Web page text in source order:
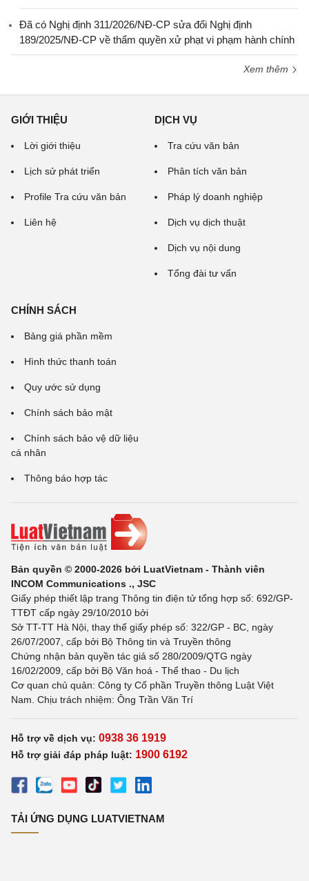
Đã có Nghị định 311/2026/NĐ-CP sửa đổi Nghị định
189/2025/NĐ-CP về thẩm quyền xử phạt vi phạm hành chính
Xem thêm
GIỚI THIỆU
Lời giới thiệu
Lịch sử phát triển
Profile Tra cứu văn bản
Liên hệ
DỊCH VỤ
Tra cứu văn bản
Phân tích văn bản
Pháp lý doanh nghiệp
Dịch vụ dịch thuật
Dịch vụ nội dung
Tổng đài tư vấn
CHÍNH SÁCH
Bảng giá phần mềm
Hình thức thanh toán
Quy ước sử dụng
Chính sách bảo mật
Chính sách bảo vệ dữ liệu
cá nhân
Thông báo hợp tác
Bản quyền © 2000-2026 bởi LuatVietnam - Thành viên
INCOM Communications ., JSC
Giấy phép thiết lập trang Thông tin điện tử tổng hợp số: 692/GP-
TTĐT cấp ngày 29/10/2010 bởi
Sở TT-TT Hà Nội, thay thế giấy phép số: 322/GP - BC, ngày
26/07/2007, cấp bởi Bộ Thông tin và Truyền thông
Chứng nhận bản quyền tác giả số 280/2009/QTG ngày
16/02/2009, cấp bởi Bộ Văn hoá - Thể thao - Du lịch
Cơ quan chủ quản: Công ty Cổ phần Truyền thông Luật Việt
Nam. Chịu trách nhiệm: Ông Trần Văn Trí
Hỗ trợ về dịch vụ: 0938 36 1919
Hỗ trợ giải đáp pháp luật: 1900 6192
TẢI ỨNG DỤNG LUATVIETNAM